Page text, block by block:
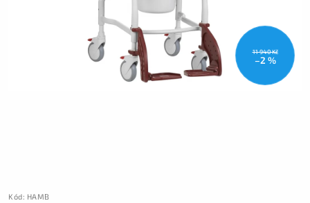
11 940 Kč
–2 %
Kód: HAMB